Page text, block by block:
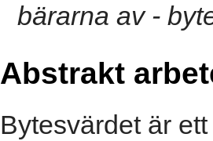
bärarna av -
Abstrakt
Bytesvärdet är